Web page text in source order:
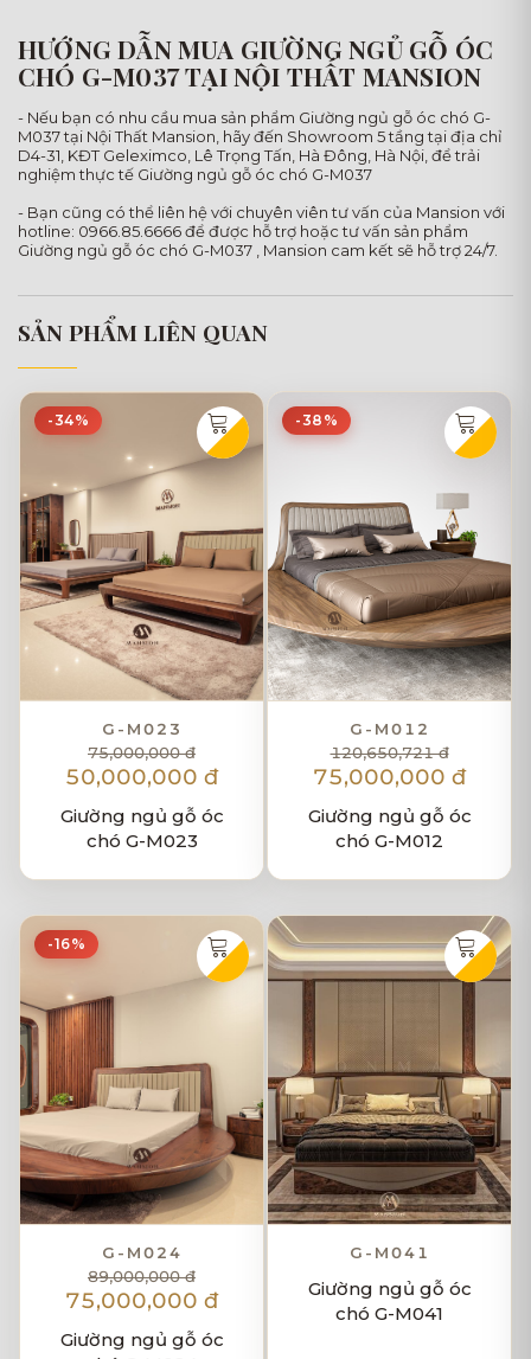
HƯỚNG DẪN MUA GIƯỜNG NGỦ GỖ ÓC
CHÓ G-M037 TẠI NỘI THẤT MANSION
- Nếu bạn có nhu cầu mua sản phẩm Giường ngủ gỗ óc chó G-
M037 tại Nội Thất Mansion, hãy đến Showroom 5 tầng tại địa chỉ
D4-31, KĐT Geleximco, Lê Trọng Tấn, Hà Đông, Hà Nội, để trải
nghiệm thực tế Giường ngủ gỗ óc chó G-M037
- Bạn cũng có thể liên hệ với chuyên viên tư vấn của Mansion với
hotline: 0966.85.6666 để được hỗ trợ hoặc tư vấn sản phẩm
Giường ngủ gỗ óc chó G-M037 , Mansion cam kết sẽ hỗ trợ 24/7.
SẢN PHẨM LIÊN QUAN
-34%
G-M023
75,000,000 đ
50,000,000 đ
Giường ngủ gỗ óc
chó G-M023
-38%
G-M012
120,650,721 đ
75,000,000 đ
Giường ngủ gỗ óc
chó G-M012
-16%
G-M024
89,000,000 đ
75,000,000 đ
Giường ngủ gỗ óc
G-M041
Giường ngủ gỗ óc
chó G-M041